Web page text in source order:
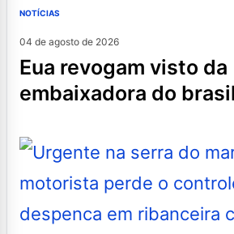
NOTÍCIAS
04 de agosto de 2026
eua revogam visto da
embaixadora do brasil